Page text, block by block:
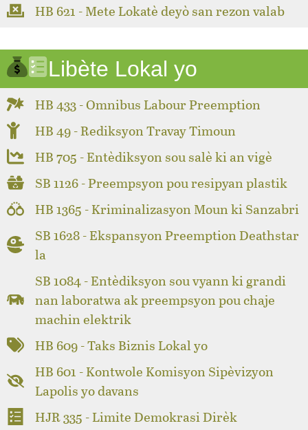
HB 621 - Mete Lokatè deyò san rezon valab
Libète Lokal yo
HB 433 - Omnibus Labour Preemption
HB 49 - Rediksyon Travay Timoun
HB 705 - Entèdiksyon sou salè ki an vigè
SB 1126 - Preempsyon pou resipyan plastik
HB 1365 - Kriminalizasyon Moun ki Sanzabri
SB 1628 - Ekspansyon Preemption Deathstar
la
SB 1084 - Entèdiksyon sou vyann ki grandi
nan laboratwa ak preempsyon pou chaje
machin elektrik
HB 609 - Taks Biznis Lokal yo
HB 601 - Kontwole Komisyon Sipèvizyon
Lapolis yo davans
HJR 335 - Limite Demokrasi Dirèk